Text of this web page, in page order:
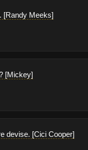
[Randy Meeks]
[Mickey]
devise. [Cici Cooper]